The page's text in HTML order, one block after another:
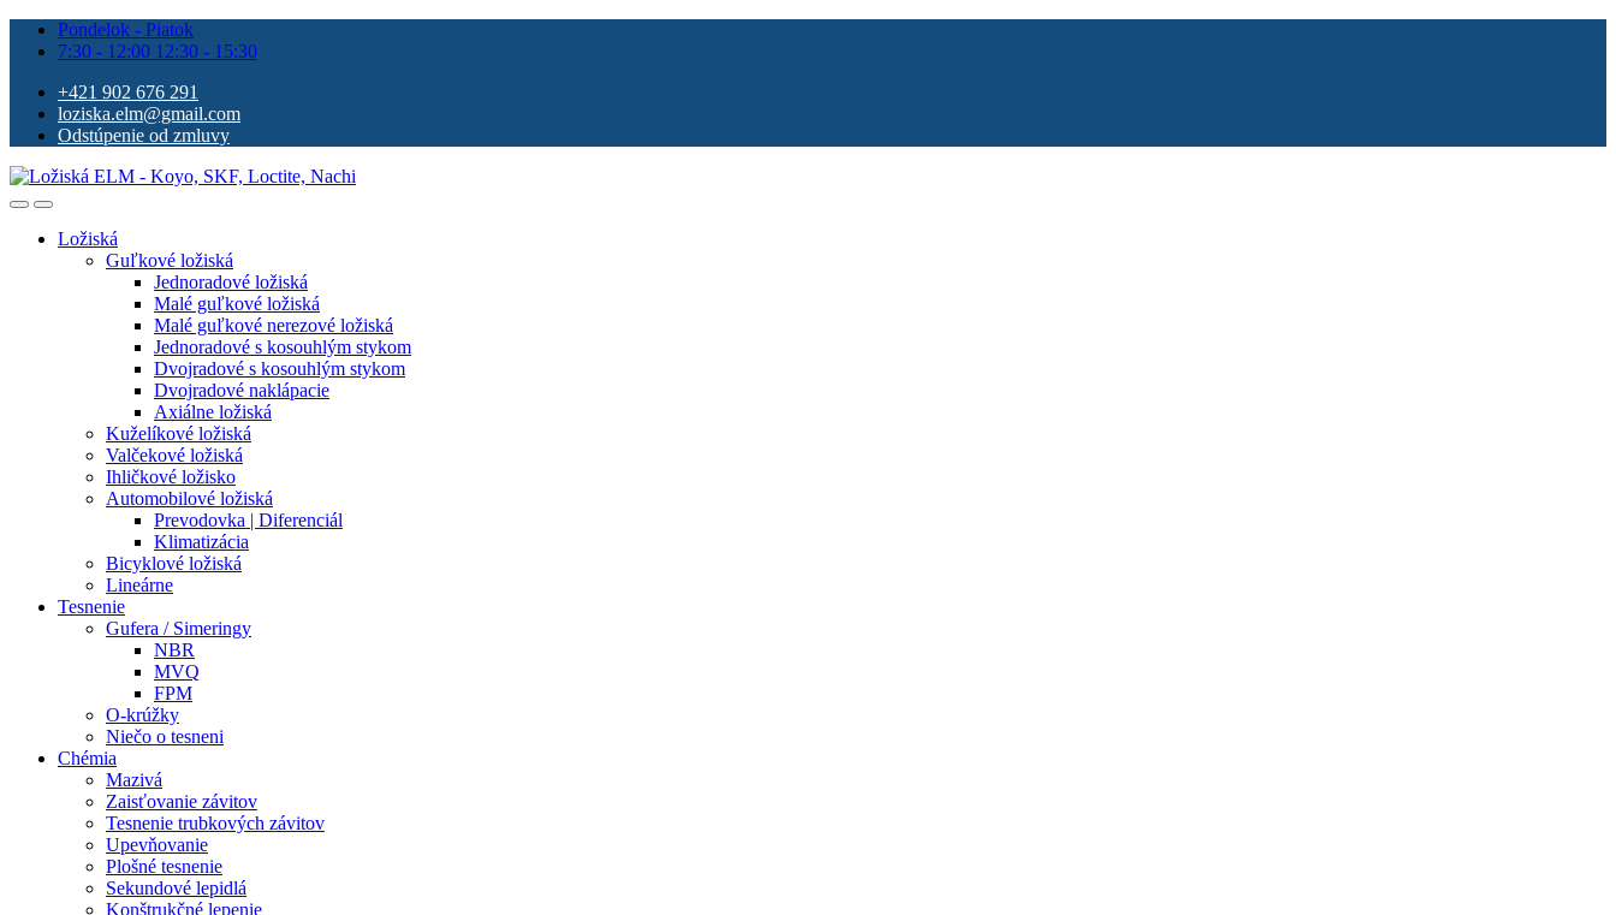
Pondelok - Piatok
7:30 - 12:00 12:30 - 15:30
+421 902 676 291
loziska.elm@gmail.com
Odstúpenie od zmluvy
Ložiská
Guľkové ložiská
Jednoradové ložiská
Malé guľkové ložiská
Malé guľkové nerezové ložiská
Jednoradové s kosouhlým stykom
Dvojradové s kosouhlým stykom
Dvojradové naklápacie
Axiálne ložiská
Kuželíkové ložiská
Valčekové ložiská
Ihličkové ložisko
Automobilové ložiská
Prevodovka | Diferenciál
Klimatizácia
Bicyklové ložiská
Lineárne
Tesnenie
Gufera / Simeringy
NBR
MVQ
FPM
O-krúžky
Niečo o tesneni
Chémia
Mazivá
Zaisťovanie závitov
Tesnenie trubkových závitov
Upevňovanie
Plošné tesnenie
Sekundové lepidlá
Konštrukčné lepenie